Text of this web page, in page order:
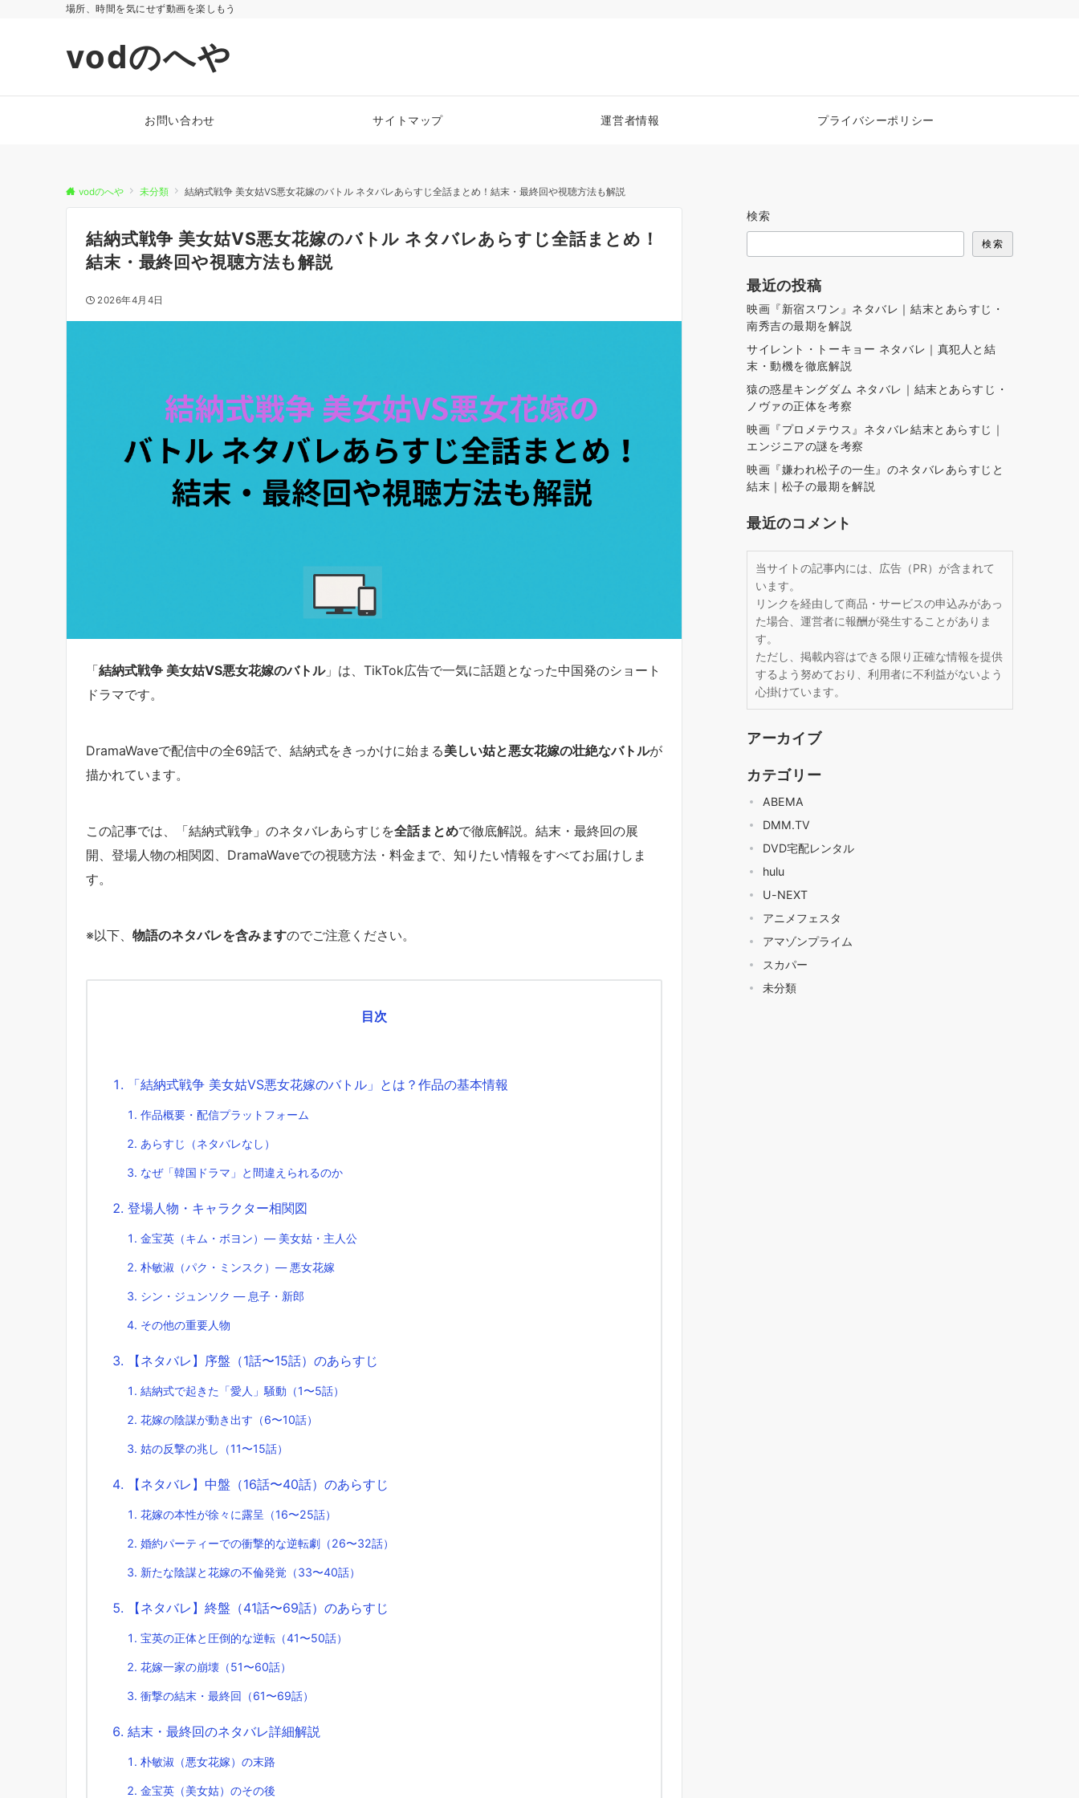
場所、時間を気にせず動画を楽しもう
vodのへや
お問い合わせ サイトマップ 運営者情報 プライバシーポリシー
vodのへや 未分類 結納式戦争 美女姑VS悪女花嫁のバトル ネタバレあらすじ全話まとめ！結末・最終回や視聴方法も解説
結納式戦争 美女姑VS悪女花嫁のバトル ネタバレあらすじ全話まとめ！
結末・最終回や視聴方法も解説
2026年4月4日
「結納式戦争 美女姑VS悪女花嫁のバトル」は、TikTok広告で一気に話題となった中国発のショート
ドラマです。
DramaWaveで配信中の全69話で、結納式をきっかけに始まる美しい姑と悪女花嫁の壮絶なバトルが
描かれています。
この記事では、「結納式戦争」のネタバレあらすじを全話まとめで徹底解説。結末・最終回の展
開、登場人物の相関図、DramaWaveでの視聴方法・料金まで、知りたい情報をすべてお届けしま
す。
※以下、 物語のネタバレを含みますのでご注意ください。
目次
「結納式戦争 美女姑VS悪女花嫁のバトル」とは？作品の基本情報
作品概要・配信プラットフォーム
あらすじ（ネタバレなし）
なぜ「韓国ドラマ」と間違えられるのか
登場人物・キャラクター相関図
金宝英（キム・ボヨン）― 美女姑・主人公
朴敏淑（パク・ミンスク）― 悪女花嫁
シン・ジュンソク ― 息子・新郎
その他の重要人物
【ネタバレ】序盤（1話〜15話）のあらすじ
結納式で起きた「愛人」騒動（1〜5話）
花嫁の陰謀が動き出す（6〜10話）
姑の反撃の兆し（11〜15話）
【ネタバレ】中盤（16話〜40話）のあらすじ
花嫁の本性が徐々に露呈（16〜25話）
婚約パーティーでの衝撃的な逆転劇（26〜32話）
新たな陰謀と花嫁の不倫発覚（33〜40話）
【ネタバレ】終盤（41話〜69話）のあらすじ
宝英の正体と圧倒的な逆転（41〜50話）
花嫁一家の崩壊（51〜60話）
衝撃の結末・最終回（61〜69話）
結末・最終回のネタバレ詳細解説
朴敏淑（悪女花嫁）の末路
金宝英（美女姑）のその後
検索
検索
最近の投稿
映画『新宿スワン』ネタバレ｜結末とあらすじ・
南秀吉の最期を解説
サイレント・トーキョー ネタバレ｜真犯人と結
末・動機を徹底解説
猿の惑星キングダム ネタバレ｜結末とあらすじ・
ノヴァの正体を考察
映画『プロメテウス』ネタバレ結末とあらすじ｜
エンジニアの謎を考察
映画『嫌われ松子の一生』のネタバレあらすじと
結末｜松子の最期を解説
最近のコメント
当サイトの記事内には、広告（PR）が含まれて
います。
リンクを経由して商品・サービスの申込みがあっ
た場合、運営者に報酬が発生することがありま
す。
ただし、掲載内容はできる限り正確な情報を提供
するよう努めており、利用者に不利益がないよう
心掛けています。
アーカイブ
カテゴリー
ABEMA
DMM.TV
DVD宅配レンタル
hulu
U-NEXT
アニメフェスタ
アマゾンプライム
スカパー
未分類